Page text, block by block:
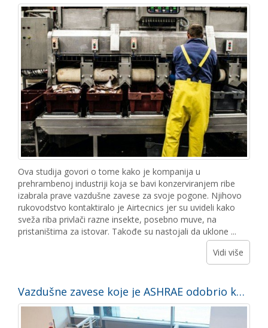
Ova studija govori o tome kako je kompanija u
prehrambenoj industriji koja se bavi konzerviranjem ribe
izabrala prave vazdušne zavese za svoje pogone. Njihovo
rukovodstvo kontaktiralo je Airtecnics jer su uvideli kako
sveža riba privlači razne insekte, posebno muve, na
pristaništima za istovar. Takođe su nastojali da uklone ...
Vidi više
Vazdušne zavese koje je ASHRAE odobrio kao validnu alternativu predvorjima na ulazima u komercijalne prostorije